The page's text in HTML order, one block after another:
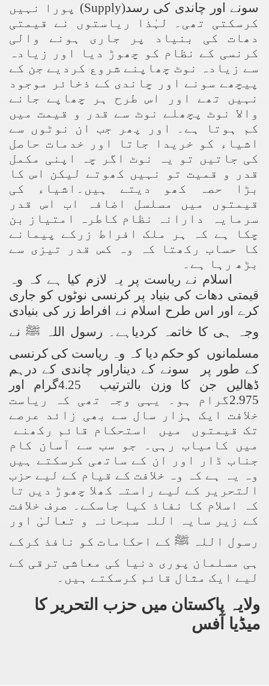
سونے اور چاندی کی رسد(Supply) پورا نہیں
کرسکتی تھی۔ لہٰذا ریاستوں نے قیمتی
دھات کی بنیاد پر جاری ہونے والی
کرنسی کے نظام کو چھوڑ دیا اور زیادہ
سے زیادہ نوٹ چھاپنے شروع کردیے جن کے
پیچھے سونے اور چاندی کے ذخائر موجود
نہیں تھے اور اس طرح ہر چھاپے جانے
والا نوٹ پچھلے نوٹ سے قدر و قیمت میں
کم ہوتا ہے۔ اور پھر جب ان نوٹوں سے
اشیاء کو خریدا جاتا اور خدمات حاصل
کی جاتیں تو یہ نوٹ اگر چہ اپنی مکمل
قدر و قمیت تو نہیں کھوتے لیکن اس کا
بڑا حصہ کھو دیتے ہیں۔اشیاء کی
قیمتوں میں مسلسل اضافہ اب اس قدر
سرمایہ دارانہ نظام کاطرہ امتیاز بن
چکا ہے کہ ہر ملک افراط زرکے پیمانے
کا حساب رکھتا کہ وہ کس قدر تیزی سے
بڑھ رہا ہے۔
اسلام نے ریاست پر یہ لازم کیا ہے کہ وہ
قیمتی دھات کی بنیاد پر کرنسی نوٹوں کو جاری
کرے اور اس طرح اسلام نے افراط زر کی بنیادی
وجہ ہی کا خاتمہ کردیاہے۔ رسول اللہ ﷺ نے
مسلمانوں کو حکم دیا کہ وہ ریاست کی کرنسی
کے طور پر سونے کے دیناراور چاندی کے درہم
ڈھالیں جن کا وزن بالترتیب 4.25گرام اور
2.975گرام ہو۔
یہی وجہ تھی کہ ریاست
خلافت ایک ہزار سال سے بھی زائد عرصے
تک قیمتوں میں استحکام قائم رکھنے
میں کامیاب رہی۔ جو سب سے آسان کام
جناب ڈار اور ان کے ساتھی کرسکتے ہیں
وہ یہ ہے کہ وہ خلافت کے قیام کے لیے حزب
التحریر کے لیے راستہ کھلا چھوڑ دیں تا
کہ اسلام کا نفاذ کیا جاسکے۔ صرف خلافت
کے زیر سایہ اللہ سبحانہ و تعالیٰ اور
رسول اللہ ﷺ کے احکامات کو نافذ کرکے
ہی مسلمان پوری دنیا کی معاشی ترقی کے
لیے ایک مثال قائم کرسکتے ہیں۔
ولایہ پاکستان میں حزب التحریرکا
میڈیا آفس